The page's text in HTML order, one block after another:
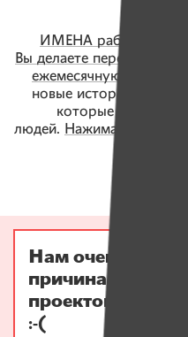
ИМЕНА работают
Вы делаете перевод 5,
ежемесячную подписку
новые истории и
которые
людей. Нажимайте сюда
Нам очень жаль,
причинам
проектов
:-(